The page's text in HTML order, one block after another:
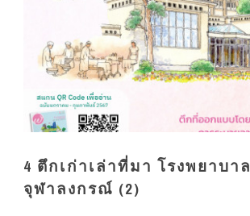
4 ตึกเก่าเล่าที่มา โรงพยาบาล
จุฬาลงกรณ์ (2)